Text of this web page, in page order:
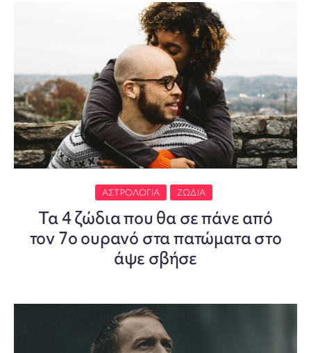
ΑΣΤΡΟΛΟΓΊΑ ΖΏΔΙΑ
Τα 4 ζώδια που θα σε πάνε από
τον 7ο ουρανό στα πατώματα στο
άψε σβήσε